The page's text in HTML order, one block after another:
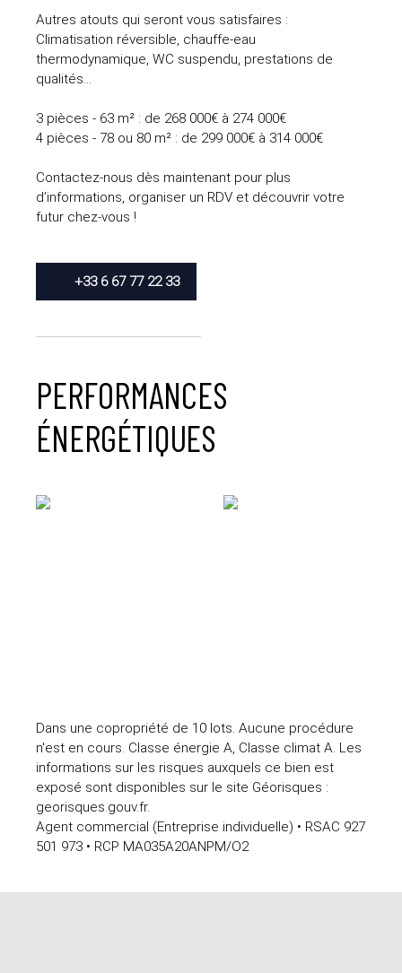
Autres atouts qui seront vous satisfaires :
Climatisation réversible, chauffe-eau
thermodynamique, WC suspendu, prestations de
qualités...
3 pièces - 63 m² : de 268 000€ à 274 000€
4 pièces - 78 ou 80 m² : de 299 000€ à 314 000€
Contactez-nous dès maintenant pour plus
d’informations, organiser un RDV et découvrir votre
futur chez-vous !
+33 6 67 77 22 33
PERFORMANCES
ÉNERGÉTIQUES
Dans une copropriété de 10 lots. Aucune procédure
n'est en cours. Classe énergie A, Classe climat A. Les
informations sur les risques auxquels ce bien est
exposé sont disponibles sur le site Géorisques :
georisques.gouv.fr.
Agent commercial (Entreprise individuelle) • RSAC 927
501 973 • RCP MA035A20ANPM/O2